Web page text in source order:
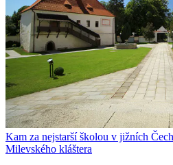
Kam za nejstarší školou v jižních
Milevského kláštera